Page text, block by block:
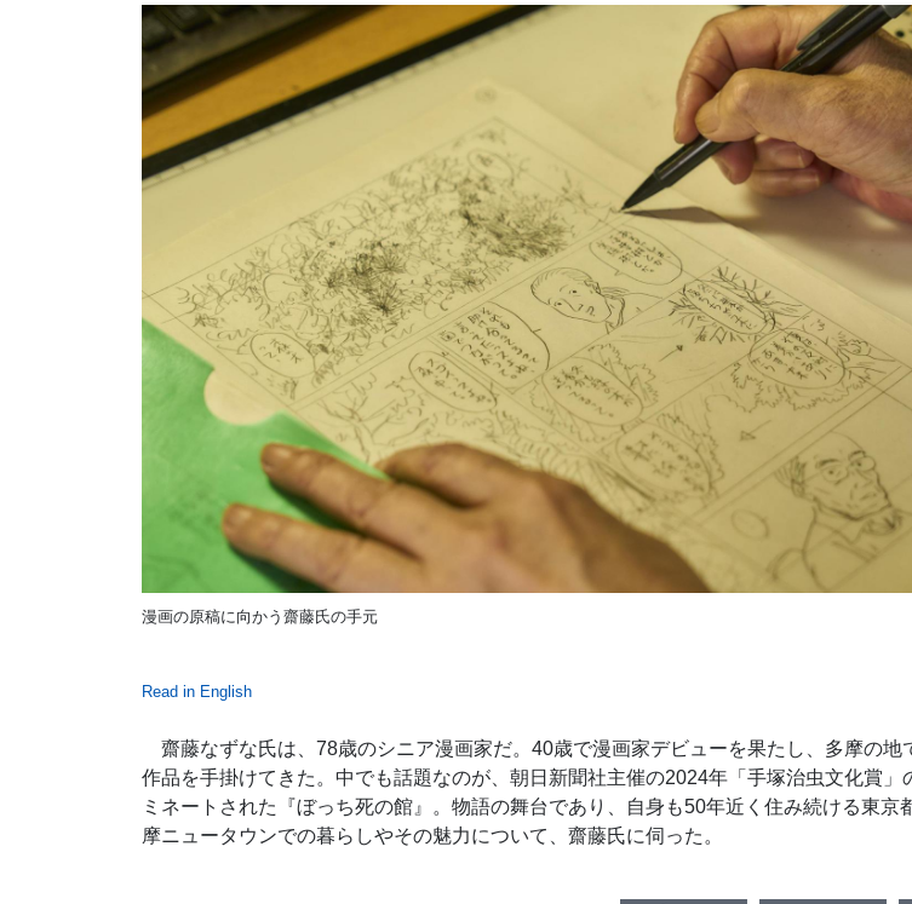
漫画の原稿に向かう齋藤氏の手元
Read in English
齋藤なずな氏は、78歳のシニア漫画家だ。40歳で漫画家デビューを果たし、多摩の地
作品を手掛けてきた。中でも話題なのが、朝日新聞社主催の2024年「手塚治虫文化賞」
ミネートされた『ぼっち死の館』。物語の舞台であり、自身も50年近く住み続ける東京
摩ニュータウンでの暮らしやその魅力について、齋藤氏に伺った。